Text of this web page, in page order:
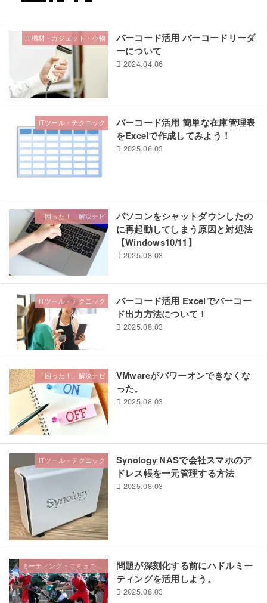
IT機材・ガジェット・小物
バーコード活用 バーコードリーダ
ーについて
2024.04.06
ITツール・テクニック
バーコード活用 簡単な在庫管理表
をExcelで作成してみよう！
2025.08.03
「困った！」解決ナビ
パソコンをシャットダウンしたの
に再起動してしまう原因と対処法
【Windows10/11】
2025.08.03
ITツール・テクニック
バーコード活用 Excelでバーコー
ド出力方法について！
2025.08.03
「困った！」解決ナビ
VMwareがパワーオンできなくな
った。
2025.08.03
ITツール・テクニック
Synology NASで会社スマホのア
ドレス帳を一元管理する方法
2025.08.03
問題が深刻化する前にハドルミー
ティングを活用しよう。
2025.08.03